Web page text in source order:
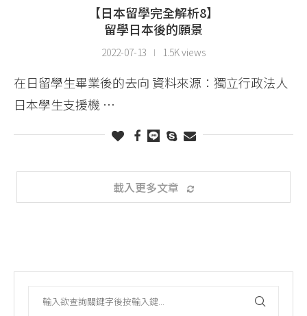
【日本留學完全解析8】
留學日本後的願景
2022-07-13 1.5K views
在日留學生畢業後的去向 資料來源：獨立行政法人
日本學生支援機 …
載入更多文章